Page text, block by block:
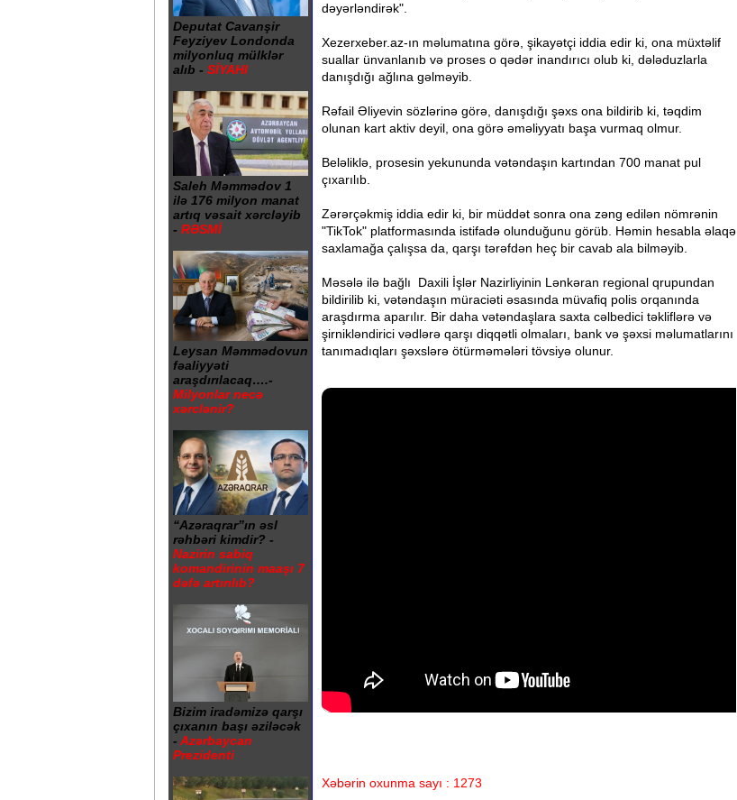
Deputat Cavanşir
Feyziyev Londonda
milyonluq mülklər
alıb - SİYAHI
Saleh Məmmədov 1
ilə 176 milyon manat
artıq vəsait xərcləyib
- RƏSMİ
Leysan Məmmədovun
fəaliyyəti
araşdırılacaq….-
Milyonlar necə
xərclənir?
“Azəraqrar”ın əsl
rəhbəri kimdir? -
Nazirin sabiq
komandirinin maaşı 7
dəfə artırılıb?
Bizim iradəmizə qarşı
çıxanın başı əziləcək
- Azərbaycan
Prezidenti
dəyərləndirək".
Xezerxeber.az-ın məlumatına görə, şikayətçi iddia edir ki, ona müxtəlif
suallar ünvanlanıb və proses o qədər inandırıcı olub ki, dələduzlarla
danışdığı ağlına gəlməyib.
Rəfail Əliyevin sözlərinə görə, danışdığı şəxs ona bildirib ki, təqdim
olunan kart aktiv deyil, ona görə əməliyyatı başa vurmaq olmur.
Beləliklə, prosesin yekununda vətəndaşın kartından 700 manat pul
çıxarılıb.
Zərərçəkmiş iddia edir ki, bir müddət sonra ona zəng edilən nömrənin
"TikTok" platformasında istifadə olunduğunu görüb. Həmin hesabla əlaqə
saxlamağa çalışsa da, qarşı tərəfdən heç bir cavab ala bilməyib.
Məsələ ilə bağlı Daxili İşlər Nazirliyinin Lənkəran regional qrupundan
bildirilib ki, vətəndaşın müraciəti əsasında müvafiq polis orqanında
araşdırma aparılır. Bir daha vətəndaşlara saxta cəlbedici təkliflərə və
şirnikləndirici vədlərə qarşı diqqətli olmaları, bank və şəxsi məlumatlarını
tanımadıqları şəxslərə ötürməmələri tövsiyə olunur.
Xəbərin oxunma sayı : 1273